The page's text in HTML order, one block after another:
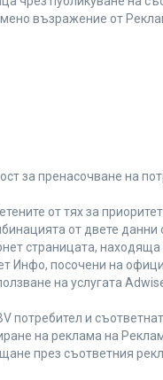
възражение от
за пренасочване на
от тях за
от двете данни
страницата,
Инфо, посочени на
на услугата
потребител и
на реклама на
през съответния